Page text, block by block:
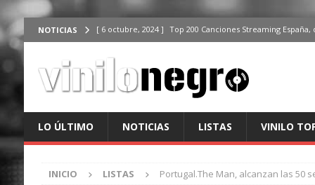
NOTICIAS [ 6 octubre, 2024 ] Top 200 Canciones Streaming
[ 3 octubre, 2024 ] Top 100 Artistas Españoles
[ 2 octubre, 2024 ] Top 100 Artistas Internacionales
ÚLTIMO
[ 6 octubre, 2024 ] Top 200 Canciones España, del 30 de
LO ÚLTIMO NOTICIAS LISTAS VINILO
INICIO LISTAS Portugal.The Man, alcanzan las 50